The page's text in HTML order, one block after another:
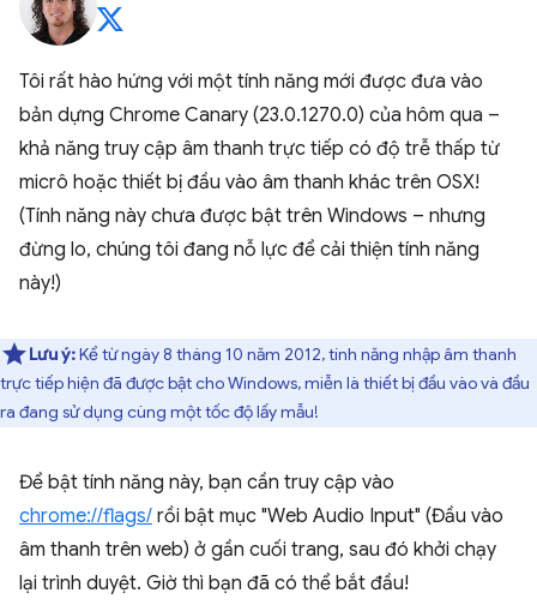
Tôi rất hào hứng với một tính năng mới được đưa vào
bản dựng Chrome Canary (23.0.1270.0) của hôm qua –
khả năng truy cập âm thanh trực tiếp có độ trễ thấp từ
micrô hoặc thiết bị đầu vào âm thanh khác trên OSX!
(Tính năng này chưa được bật trên Windows – nhưng
đừng lo, chúng tôi đang nỗ lực để cải thiện tính năng
này!)
Lưu ý:Kể từ ngày 8 tháng 10 năm 2012, tính năng nhập âm thanh
trực tiếp hiện đã được bật cho Windows, miễn là thiết bị đầu vào và đầu
ra đang sử dụng cùng một tốc độ lấy mẫu!
Để bật tính năng này, bạn cần truy cập vào
chrome://flags/ rồi bật mục "Web Audio Input" (Đầu vào
âm thanh trên web) ở gần cuối trang, sau đó khởi chạy
lại trình duyệt. Giờ thì bạn đã có thể bắt đầu!